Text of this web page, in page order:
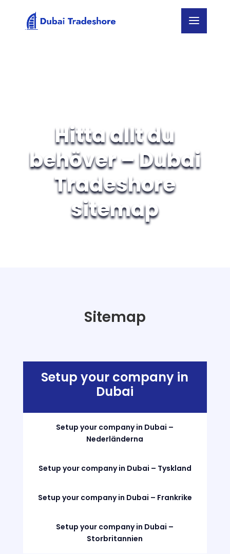
Hitta allt du
behöver – Dubai
Tradeshore
sitemap
Sitemap
Setup your company in
Dubai
Setup your company in Dubai –
Nederländerna
Setup your company in Dubai – Tyskland
Setup your company in Dubai – Frankrike
Setup your company in Dubai –
Storbritannien